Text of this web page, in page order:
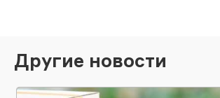
Другие новости